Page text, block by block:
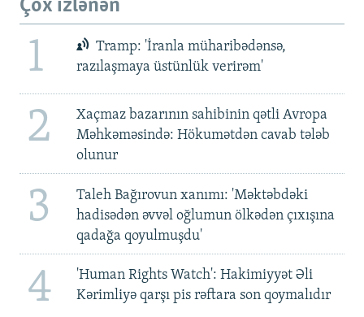
Çox izlənən
1
Tramp: 'İranla müharibədənsə,
razılaşmaya üstünlük verirəm'
2
Xaçmaz bazarının sahibinin qətli Avropa
Məhkəməsində: Hökumətdən cavab tələb
olunur
3
Taleh Bağırovun xanımı: 'Məktəbdəki
hadisədən əvvəl oğlumun ölkədən çıxışına
qadağa qoyulmuşdu'
4
'Human Rights Watch': Hakimiyyət Əli
Kərimliyə qarşı pis rəftara son qoymalıdır